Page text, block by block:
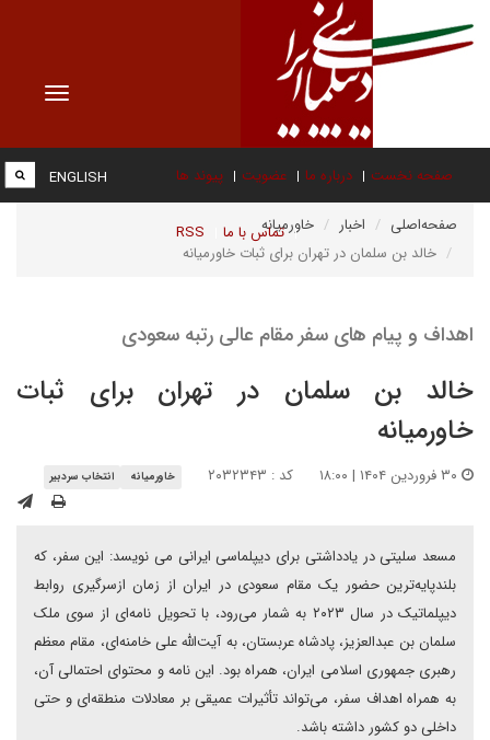
Toggle
صفحه نخست درباره ما عضویت پیوند ها
تماس با ما RSS
ENGLISH
صفحه‌اصلی اخبار
خاورمیانه
خالد بن سلمان در تهران برای ثبات خاورمیانه
اهداف و پیام های سفر مقام عالی رتبه سعودی
خالد بن سلمان در تهران برای ثبات
خاورمیانه
کد : ۲۰۳۲۳۴۳ خاورمیانه انتخاب سردبیر
مسعد سلیتی در یادداشتی برای دیپلماسی ایرانی می نویسد: این سفر، که
بلندپایه‌ترین حضور یک مقام سعودی در ایران از زمان ازسرگیری روابط
دیپلماتیک در سال ۲۰۲۳ به شمار می‌رود، با تحویل نامه‌ای از سوی ملک
سلمان بن عبدالعزیز، پادشاه عربستان، به آیت‌الله علی خامنه‌ای، مقام معظم
رهبری جمهوری اسلامی ایران، همراه بود. این نامه و محتوای احتمالی آن،
به همراه اهداف سفر، می‌تواند تأثیرات عمیقی بر معادلات منطقه‌ای و حتی
داخلی دو کشور داشته باشد.